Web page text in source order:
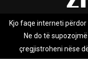
Rreth nesh
Zhurnal.mk është
Kjo faqe interneti
Ne do të
çregjistroheni nëse